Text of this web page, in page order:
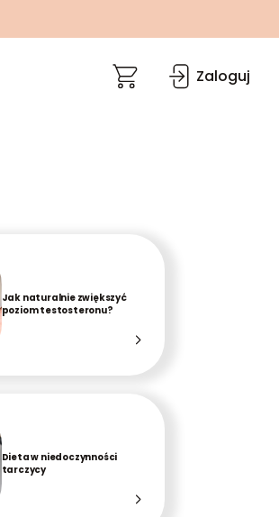
Zaloguj
Jak naturalnie zwiększyć
poziom testosteronu?
Dieta w niedoczynności
tarczycy